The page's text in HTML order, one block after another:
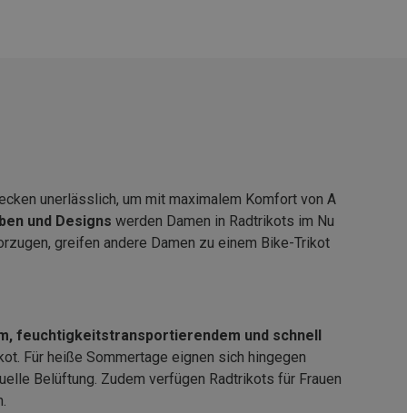
unerlässlich, um mit maximalem Komfort von A
und Designs werden Damen in Radtrikots im Nu
greifen andere Damen zu einem Bike-Trikot
feuchtigkeitstransportierendem und schnell
Für heiße Sommertage eignen sich hingegen
Belüftung. Zudem verfügen Radtrikots für Frauen